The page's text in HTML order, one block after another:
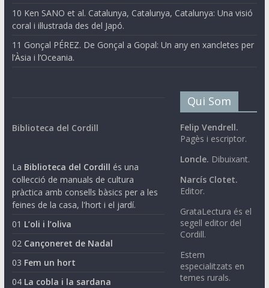
10 Ken SANO et al. Catalunya, Catalunya, Catalunya: Una visió
coral i il·lustrada des del Japó.
11 Gonçal PÉREZ. De Gonçal a Gopal: Un any en xancletes per
l’Àsia i l’Oceania.
Biblioteca del Cordill
La Biblioteca del Cordill és una
col·lecció de manuals de cultura
pràctica amb consells bàsics per a les
feines de la casa, l'hort i el jardí.
01 L’oli i l’oliva
02 Cançoneret de Nadal
03 Fem un hort
04 La cobla i la sardana
Qui Som
Felip Vendrell.
Pagès i escriptor.
Loncle. Dibuixant.
Narcís Clotet.
Editor.
GrataLectura és el
segell editor del
Cordill.
Estem
especialitzats en
temes rurals.